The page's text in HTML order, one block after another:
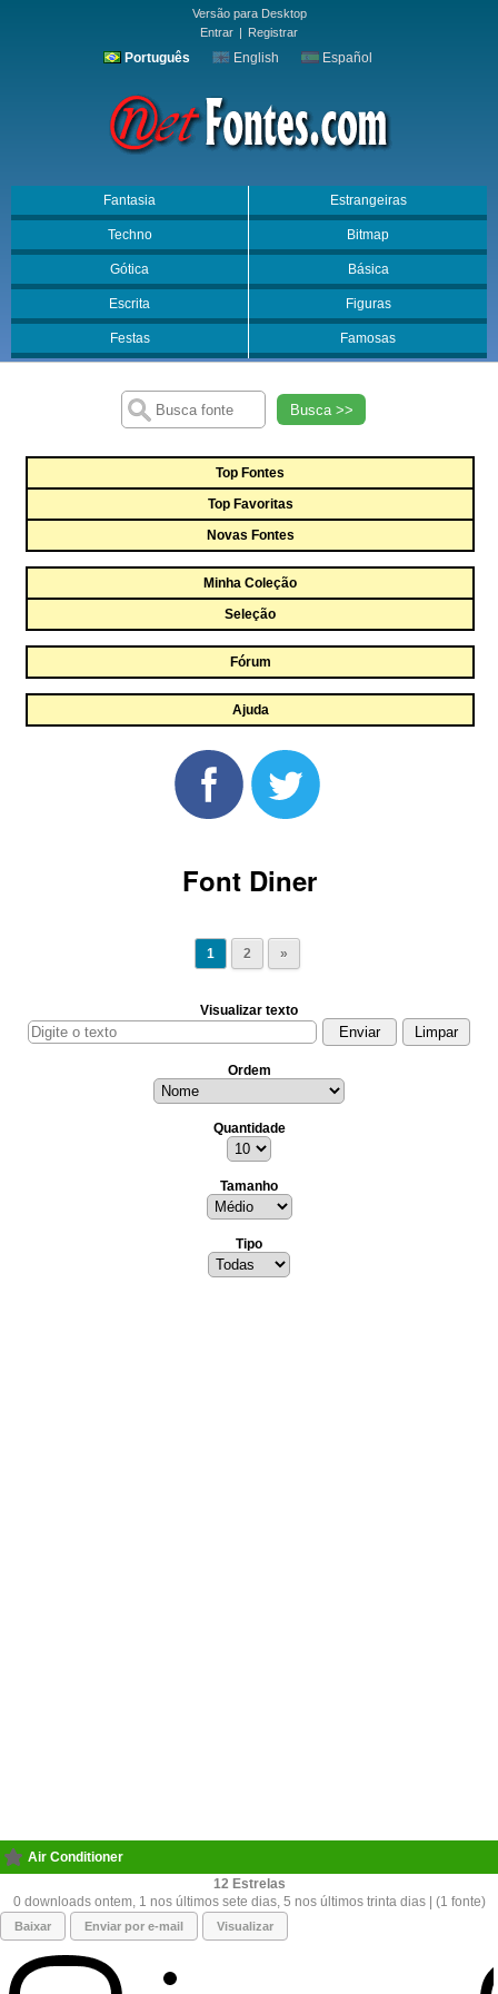
Versão para Desktop
Entrar | Registrar
Português English Español
Fantasia Estrangeiras
Techno Bitmap
Gótica Básica
Escrita Figuras
Festas Famosas
Busca >>
Top Fontes
Top Favoritas
Novas Fontes
Minha Coleção
Seleção
Fórum
Ajuda
Font Diner
1 2 »
Visualizar texto
Ordem
Quantidade
Tamanho
Tipo
Air Conditioner
12
0 downloads ontem, 1 nos últimos sete dias, 5 nos últimos trinta dias | (1 fonte)
Baixar Enviar por e-mail Visualizar